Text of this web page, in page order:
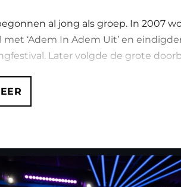
al jong als groep. In 2007
met ‘Adem In Adem Uit’ en
Later volgde de grote
kwamen.
Nederlandse Top 40 (piek #20, 5
and Shadows – Nederlandse Top 40